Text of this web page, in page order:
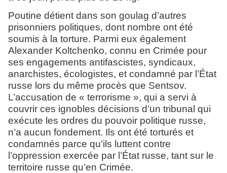
Poutine détient dans son goulag d’autres
prisonniers politiques, dont nombre ont été
soumis à la torture. Parmi eux également
Alexander Koltchenko, connu en Crimée pour
ses engagements antifascistes, syndicaux,
anarchistes, écologistes, et condamné par l’État
russe lors du même procès que Sentsov.
L’accusation de « terrorisme », qui a servi à
couvrir ces ignobles décisions d’un tribunal qui
exécute les ordres du pouvoir politique russe,
n’a aucun fondement. Ils ont été torturés et
condamnés parce qu’ils luttent contre
l’oppression exercée par l’État russe, tant sur le
territoire russe qu’en Crimée.